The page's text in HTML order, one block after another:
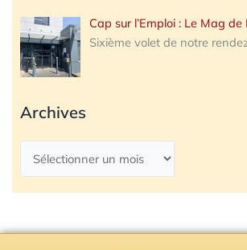
Cap sur l’Emploi : Le Mag
Sixième volet de notre
Archives